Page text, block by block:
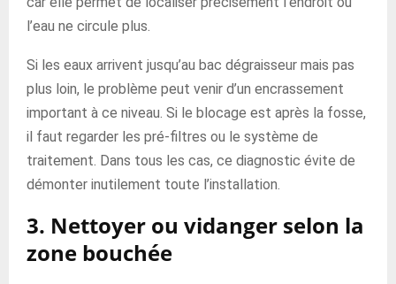
l’eau ne circule plus.
Si les eaux arrivent jusqu’au bac dégraisseur mais pas
plus loin, le problème peut venir d’un encrassement
important à ce niveau. Si le blocage est après la fosse,
il faut regarder les pré-filtres ou le système de
traitement. Dans tous les cas, ce diagnostic évite de
démonter inutilement toute l’installation.
3. Nettoyer ou vidanger selon la
zone bouchée